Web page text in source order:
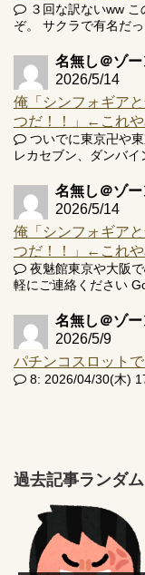
３回な訳ないww
ぞ。 サクラで有名だ
名無し＠ゾー
2026/5/14
俺「シンフォギア
つだ！！」←これや
ついでに東京卍や
レカセブン、ダンバイ
名無し＠ゾー
2026/5/14
俺「シンフォギア
つだ！！」←これや
夜魅館東京や大阪
軽にご連絡ください
名無し＠ゾー
2026/5/9
パチンコスロット
8: 2026/04/30(木)
過去記事ランダム